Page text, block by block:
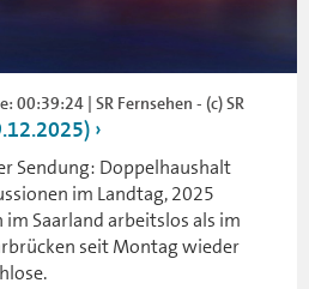
00:39:24 | SR Fernsehen - (c) SR
Sendung: Doppelhaushalt
im Landtag, 2025
Saarland arbeitslos als im
seit Montag wieder